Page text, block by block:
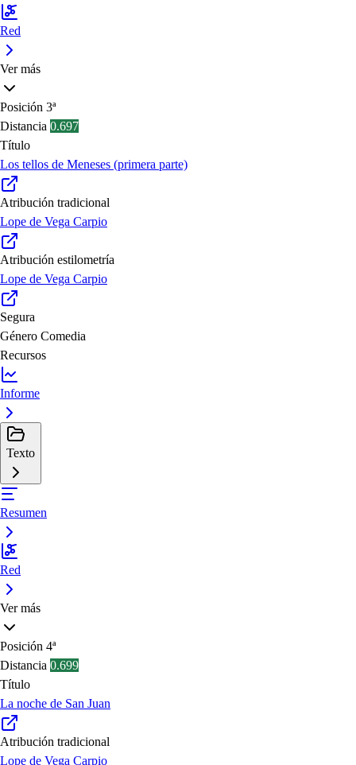
Red
Ver más
Posición 3ª
Distancia 0.697
Título
Los tellos de Meneses (primera parte)
Atribución tradicional
Lope de Vega Carpio
Atribución estilometría
Lope de Vega Carpio
Segura
Género Comedia
Recursos
Informe
Texto
Resumen
Red
Ver más
Posición 4ª
Distancia 0.699
Título
La noche de San Juan
Atribución tradicional
Lope de Vega Carpio